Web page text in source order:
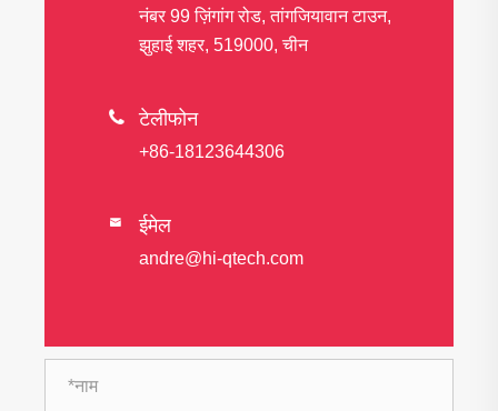
नंबर 99 ज़िंगांग रोड, तांगजियावान टाउन,
झुहाई शहर, 519000, चीन
 टेलीफोन
+86-18123644306
 ईमेल
andre@hi-qtech.com